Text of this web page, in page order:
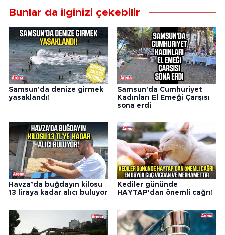
Bunlar da ilginizi çekebilir
Samsun'da denize girmek
yasaklandı!
Samsun'da Cumhuriyet
Kadınları El Emeği Çarşısı
sona erdi
Havza’da buğdayın kilosu
13 liraya kadar alıcı buluyor
Kediler gününde
HAYTAP’dan önemli çağrı!